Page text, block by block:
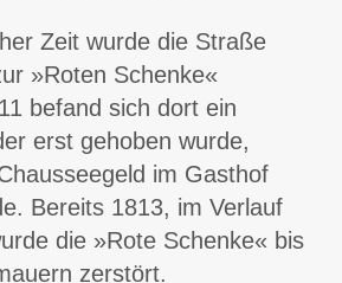
Zeit wurde die Straße
»Roten Schenke«
befand sich dort ein
erst gehoben wurde,
im Gasthof
Bereits 1813, im Verlauf
die »Rote Schenke« bis
zerstört.